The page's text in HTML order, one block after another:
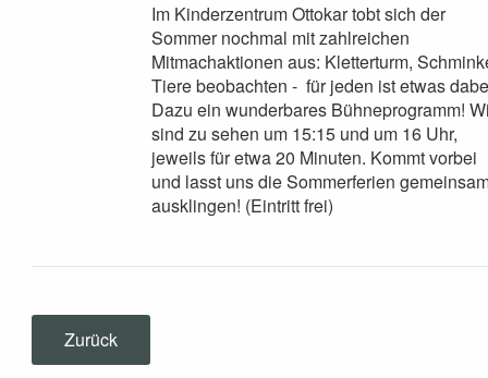
Im Kinderzentrum Ottokar tobt sich der
Sommer nochmal mit zahlreichen
Mitmachaktionen aus: Kletterturm,
Tiere beobachten - für jeden ist etwas
Dazu ein wunderbares Bühneprogramm!
sind zu sehen um 15:15 und um 16 Uhr,
jeweils für etwa 20 Minuten. Kommt vorbei
und lasst uns die Sommerferien
ausklingen! (Eintritt frei)
Zurück